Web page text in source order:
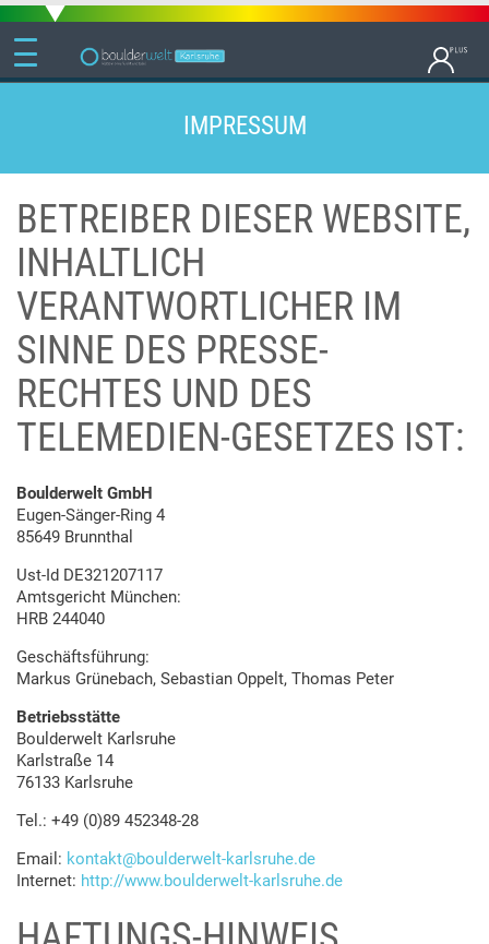
IMPRESSUM
BETREIBER DIESER WEBSITE,
INHALTLICH
VERANTWORTLICHER IM
SINNE DES PRESSE-
RECHTES UND DES
TELEMEDIEN-GESETZES IST:
Boulderwelt GmbH
Eugen-Sänger-Ring 4
85649 Brunnthal
Ust-Id DE321207117
Amtsgericht München:
HRB 244040
Geschäftsführung:
Markus Grünebach, Sebastian Oppelt, Thomas Peter
Betriebsstätte
Boulderwelt Karlsruhe
Karlstraße 14
76133 Karlsruhe
Tel.: +49 (0)89 452348-28
Email: kontakt@boulderwelt-karlsruhe.de
Internet: http://www.boulderwelt-karlsruhe.de